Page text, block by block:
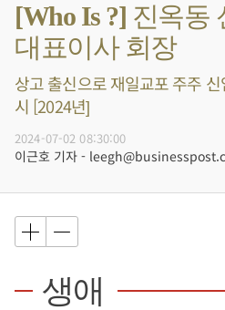
[Who Is ?] 진옥동
대표이사 회장
상고 출신으로 재일교포 주주
시 [2024년]
2024-07-02 08:30:00
이근호 기자 -
생애